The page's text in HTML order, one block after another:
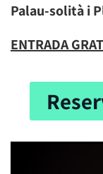
Palau-solità i
ENTRADA